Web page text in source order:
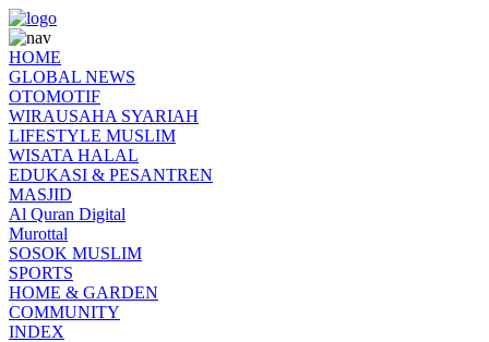
HOME
GLOBAL NEWS
OTOMOTIF
WIRAUSAHA SYARIAH
LIFESTYLE MUSLIM
WISATA HALAL
EDUKASI & PESANTREN
MASJID
Al Quran Digital
Murottal
SOSOK MUSLIM
SPORTS
HOME & GARDEN
COMMUNITY
INDEX